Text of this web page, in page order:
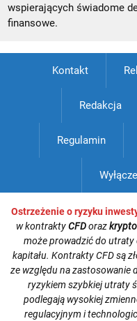
wspierających świadome
finansowe.
Kontakt
Redakcja
Regulamin
Ostrzeżenie o ryzyku
w kontraktyCFDoraz
może prowadzić do utraty
kapitału. Kontrakty CFD są
ze względu na zastosowanie
ryzykiem szybkiej utraty
podlegają wysokiej
regulacyjnym i